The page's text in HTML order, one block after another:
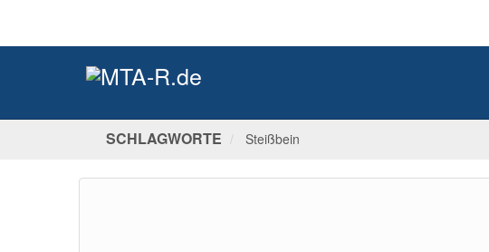
SCHLAGWORTE Steißbein